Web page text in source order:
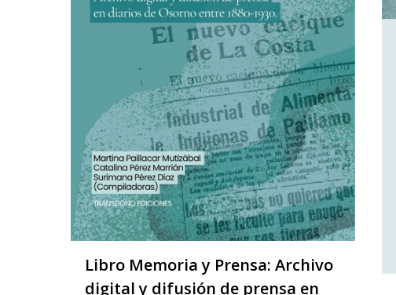
Libro Memoria y Prensa: Archivo
digital y difusión de prensa en